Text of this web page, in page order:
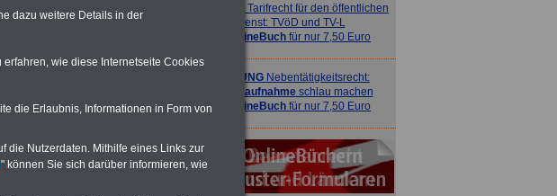
Fragen zum Öffentlichen
für den öffentlichen
Tarifrecht für den öffentlichen
Dienst: TVöD und TV-L
OnlineBuch für nur 7,50 Euro
ACHTUNG Nebentätigkeitsrecht:
vor Jobaufnahmeschlau machen
>>>
OnlineBuch für nur 7,50 Euro
dazu weitere Details in der
erfahren, wie diese Internetseite Cookies
die Erlaubnis, Informationen in Form von
die Nutzerdaten. Mithilfe eines Links zur
" können Sie sich darüber informieren, wie